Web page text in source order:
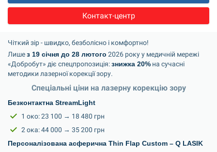
Контакт-центр
Чіткий зір - швидко, безболісно і комфортно!
Лише з 19 січня до 28 лютого 2026 року у медичній мережі
«Добробут» діє спецпропозиція: знижка 20% на сучасні
методики лазерної корекції зору.
Спеціальні ціни на лазерну корекцію зору
Безконтактна StreamLight
1 око: 23 100 → 18 480 грн
2 ока: 44 000 → 35 200 грн
Персоналізована асферична Thin Flap Custom – Q LASIK